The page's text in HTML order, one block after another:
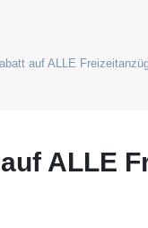
auf ALLE
ALLE